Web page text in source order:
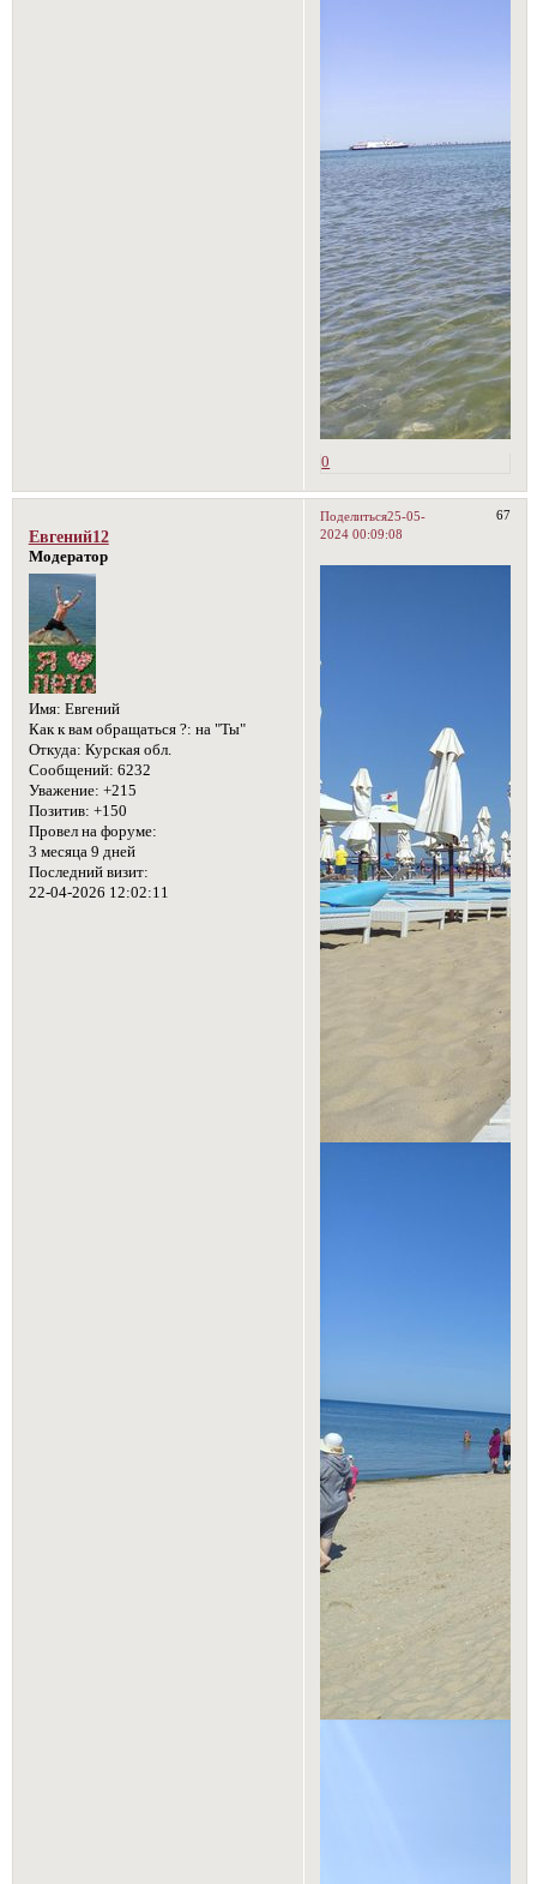
0
Поделиться 67
25-05-
2024 00:09:08
Евгений12
Модератор
Имя: Евгений
Как к вам обращаться ?: на "Ты"
Откуда: Курская обл.
Сообщений: 6232
Уважение: +215
Позитив: +150
Провел на форуме:
3 месяца 9 дней
Последний визит:
22-04-2026 12:02:11